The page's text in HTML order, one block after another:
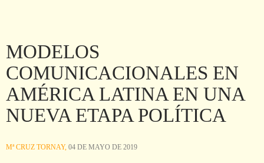
MODELOS
COMUNICACIONALES EN
AMÉRICA LATINA EN UNA
NUEVA ETAPA POLÍTICA
Mª CRUZ TORNAY, 04 DE MAYO DE 2019